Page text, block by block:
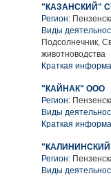
"КАЗАНСКИЙ"
Регион:
Виды
Подсолнечник,
животноводства
Краткая
"КАЙНАК" ООО
Регион:
Виды
Краткая
Регион:
Виды